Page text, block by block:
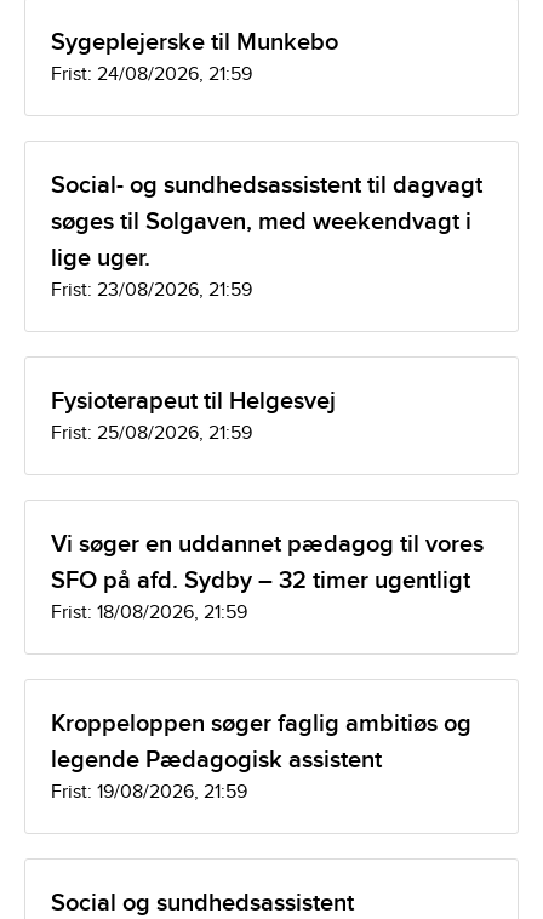
Sygeplejerske til Munkebo
Frist: 24/08/2026, 21:59
Social- og sundhedsassistent til dagvagt
søges til Solgaven, med weekendvagt i
lige uger.
Frist: 23/08/2026, 21:59
Fysioterapeut til Helgesvej
Frist: 25/08/2026, 21:59
Vi søger en uddannet pædagog til vores
SFO på afd. Sydby – 32 timer ugentligt
Frist: 18/08/2026, 21:59
Kroppeloppen søger faglig ambitiøs og
legende Pædagogisk assistent
Frist: 19/08/2026, 21:59
Social og sundhedsassistent